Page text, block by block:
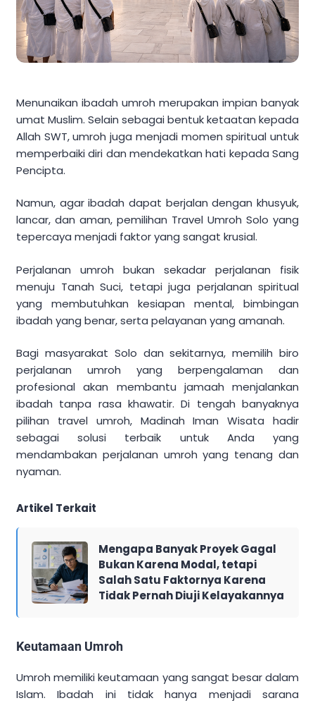
Menunaikan ibadah umroh merupakan impian banyak
umat Muslim. Selain sebagai bentuk ketaatan kepada
Allah SWT, umroh juga menjadi momen spiritual untuk
memperbaiki diri dan mendekatkan hati kepada Sang
Pencipta.
Namun, agar ibadah dapat berjalan dengan khusyuk,
lancar, dan aman, pemilihan Travel Umroh Solo yang
tepercaya menjadi faktor yang sangat krusial.
Perjalanan umroh bukan sekadar perjalanan fisik
menuju Tanah Suci, tetapi juga perjalanan spiritual
yang membutuhkan kesiapan mental, bimbingan
ibadah yang benar, serta pelayanan yang amanah.
Bagi masyarakat Solo dan sekitarnya, memilih biro
perjalanan umroh yang berpengalaman dan
profesional akan membantu jamaah menjalankan
ibadah tanpa rasa khawatir. Di tengah banyaknya
pilihan travel umroh, Madinah Iman Wisata hadir
sebagai solusi terbaik untuk Anda yang
mendambakan perjalanan umroh yang tenang dan
nyaman.
Artikel Terkait
Mengapa Banyak Proyek Gagal
Bukan Karena Modal, tetapi
Salah Satu Faktornya Karena
Tidak Pernah Diuji Kelayakannya
Keutamaan Umroh
Umroh memiliki keutamaan yang sangat besar dalam
Islam. Ibadah ini tidak hanya menjadi sarana